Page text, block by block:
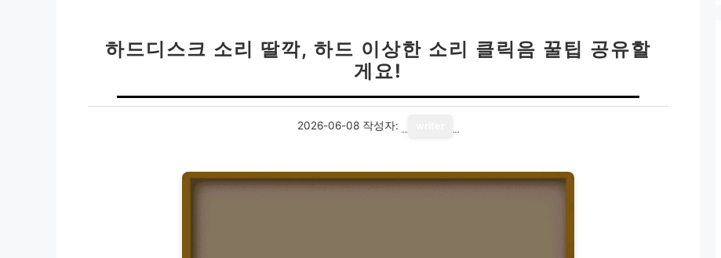
하드디스크 소리 딸깍, 하드 이상한 소리 클릭음 꿀팁 공유할
게요!
2026-06-08 작성자: